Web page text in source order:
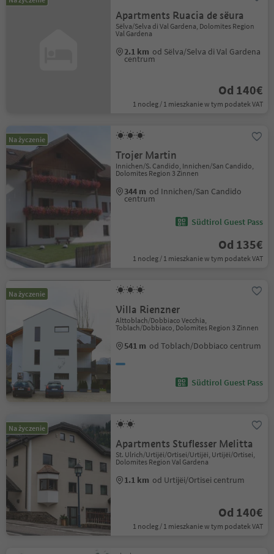
Apartments Ruacia de sëura
Sëlva/Selva di Val Gardena, Dolomites Region
Val Gardena
2.1 km od Sëlva/Selva di Val Gardena
centrum
Od 140€
1 nocleg / 1 mieszkanie w tym podatek VAT
Na życzenie
Trojer Martin
Innichen/S. Candido, Innichen/San Candido,
Dolomites Region 3 Zinnen
344 m od Innichen/San Candido
centrum
Südtirol Guest Pass
Od 135€
1 nocleg / 1 mieszkanie w tym podatek VAT
Na życzenie
Villa Rienzner
Alttoblach/Dobbiaco Vecchia,
Toblach/Dobbiaco, Dolomites Region 3 Zinnen
541 m od Toblach/Dobbiaco centrum
Südtirol Guest Pass
Na życzenie
Apartments Stuflesser Melitta
St. Ulrich/Urtijëi/Ortisei/Urtijëi, Urtijëi/Ortisei,
Dolomites Region Val Gardena
1.1 km od Urtijëi/Ortisei centrum
Od 140€
1 nocleg / 1 mieszkanie w tym podatek VAT